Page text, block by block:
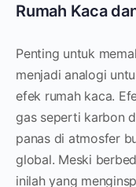
Rumah Kaca
Penting untuk
menjadi analogi
efek rumah kaca.
gas seperti karbon
panas di atmosfer
global. Meski
inilah yang